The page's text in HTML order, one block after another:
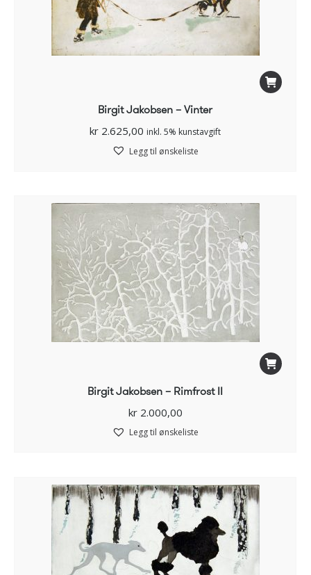
Birgit Jakobsen – Vinter
kr 2.625,00 inkl. 5% kunstavgift
Legg til ønskeliste
Birgit Jakobsen – Rimfrost II
kr2.000,00
Legg til ønskeliste